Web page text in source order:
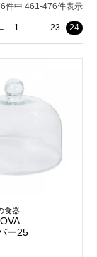
ｰブリサｰ
るやかな形。白と青の
美しいシリーズ
RODA
ｰロダｰ
形状にモダンさと懐か
件中 461-476件表示
1 … 23 24
食器
ー25